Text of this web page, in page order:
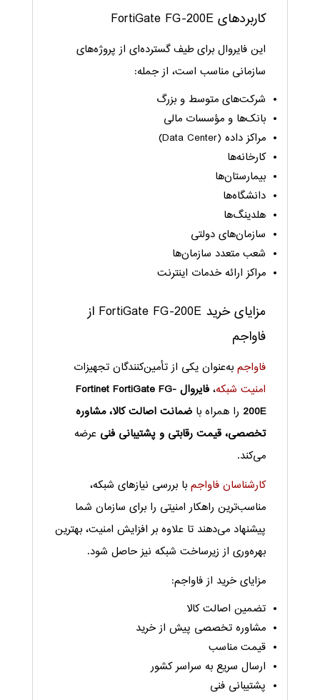
کاربردهای FortiGate FG-200E
این فایروال برای طیف گسترده‌ای از پروژه‌های
سازمانی مناسب است، از جمله:
شرکت‌های متوسط و بزرگ
بانک‌ها و مؤسسات مالی
مراکز داده (Data Center)
کارخانه‌ها
بیمارستان‌ها
دانشگاه‌ها
هلدینگ‌ها
سازمان‌های دولتی
شعب متعدد سازمان‌ها
مراکز ارائه خدمات اینترنت
مزایای خرید FortiGate FG-200E از
فاواجم
فاواجمبه‌عنوان یکی از تأمین‌کنندگان تجهیزات
امنیت شبکه،
فایروال Fortinet FortiGate FG-
200E را همراه با ضمانت اصالت کالا، مشاوره
تخصصی، قیمت رقابتی و پشتیبانی فنی عرضه
می‌کند.
کارشناسان فاواجمبا بررسی نیازهای شبکه،
مناسب‌ترین راهکار امنیتی را برای سازمان شما
پیشنهاد می‌دهند تا علاوه بر افزایش امنیت، بهترین
بهره‌وری از زیرساخت شبکه نیز حاصل شود.
مزایای خرید از فاواجم:
تضمین اصالت کالا
مشاوره تخصصی پیش از خرید
قیمت مناسب
ارسال سریع به سراسر کشور
پشتیبانی فنی